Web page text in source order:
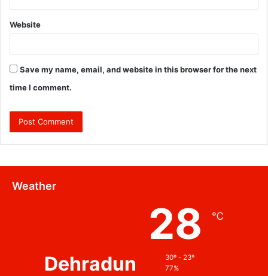
Website
Save my name, email, and website in this browser for the next
time I comment.
Weather
Dehradun
28 ℃
30º - 23º
77%